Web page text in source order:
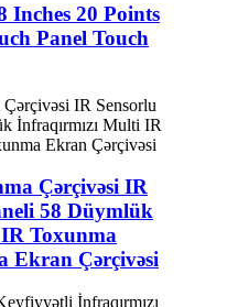
Inches 20 Points
Panel Touch
Çərçivəsi IR
58 Düymlük
Toxunma
Ekran Çərçivəsi